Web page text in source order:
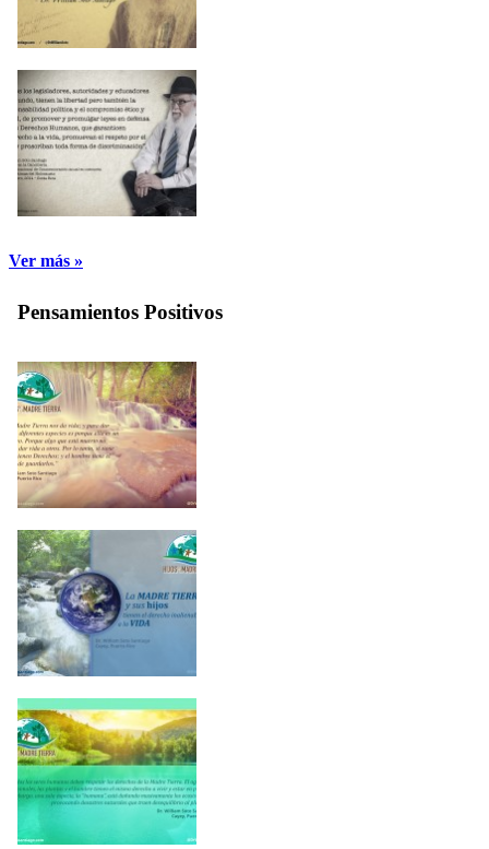
Ver más »
Pensamientos Positivos